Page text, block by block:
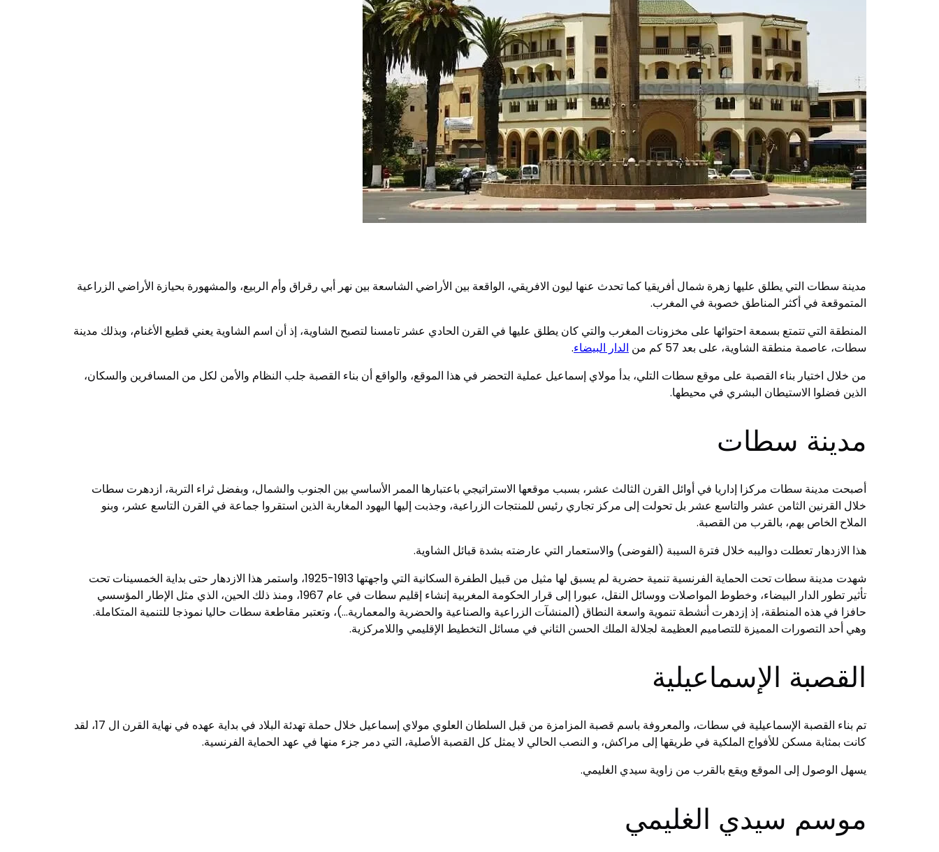
مدينة سطات التي يطلق عليها زهرة شمال أفريقيا كما تحدث عنها ليون الافريقي، الواقعة بين الأراضي الشاسعة بين نهر أبي رقراق وأم الربيع، والمشهورة بحيازة الأراضي الزراعية
المتموقعة في أكثر المناطق خصوبة في المغرب.
المنطقة التي تتمتع بسمعة احتوائها على مخزونات المغرب والتي كان يطلق عليها في القرن الحادي عشر تامسنا لتصبح الشاوية، إذ أن اسم الشاوية يعني قطيع الأغنام، وبذلك مدينة
سطات، عاصمة منطقة الشاوية، على بعد 57 كم من
الدار البيضاء.
من خلال اختيار بناء القصبة على موقع سطات التلي، بدأ مولاي إسماعيل عملية التحضر في هذا الموقع، والواقع أن بناء القصبة جلب النظام والأمن لكل من المسافرين والسكان،
الذين فضلوا الاستيطان البشري في محيطها.
مدينة سطات
أصبحت مدينة سطات مركزا إداريا في أوائل القرن الثالث عشر، بسبب موقعها الاستراتيجي باعتبارها الممر الأساسي بين الجنوب والشمال، وبفضل ثراء التربة، ازدهرت سطات
خلال القرنين الثامن عشر والتاسع عشر بل تحولت إلى مركز تجاري رئيس للمنتجات الزراعية، وجذبت إليها اليهود المغاربة الذين استقروا جماعة في القرن التاسع عشر، وبنو
الملاح الخاص بهم، بالقرب من القصبة.
هذا الازدهار تعطلت دواليبه خلال فترة السيبة (الفوضى) والاستعمار التي عارضته بشدة قبائل الشاوية.
شهدت مدينة سطات تحت الحماية الفرنسية تنمية حضرية لم يسبق لها مثيل من قبيل الطفرة السكانية التي واجهتها 1913-1925، واستمر هذا الازدهار حتى بداية الخمسينات تحت
تأثير تطور الدار البيضاء، وخطوط المواصلات ووسائل النقل، عبورا إلى قرار الحكومة المغربية إنشاء إقليم سطات في عام 1967، ومنذ ذلك الحين، الذي مثل الإطار المؤسسي
حافزا في هذه المنطقة، إذ إزدهرت أنشطة تنموية واسعة النطاق (المنشآت الزراعية والصناعية والحضرية والمعمارية…)، وتعتبر مقاطعة سطات حاليا نموذجا للتنمية المتكاملة.
وهي أحد التصورات المميزة للتصاميم العظيمة لجلالة الملك الحسن الثاني في مسائل التخطيط الإقليمي واللامركزية.
القصبة الإسماعيلية
تم بناء القصبة الإسماعيلية في سطات، والمعروفة باسم قصبة المزامزة من قبل السلطان العلوي مولاي إسماعيل خلال حملة تهدئة البلاد في بداية عهده في نهاية القرن ال 17، لقد
كانت بمثابة مسكن للأفواج الملكية في طريقها إلى مراكش، و النصب الحالي لا يمثل كل القصبة الأصلية، التي دمر جزء منها في عهد الحماية الفرنسية.
يسهل الوصول إلى الموقع ويقع بالقرب من زاوية سيدي الغليمي.
موسم سيدي الغليمي